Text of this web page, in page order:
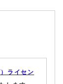
ライセン